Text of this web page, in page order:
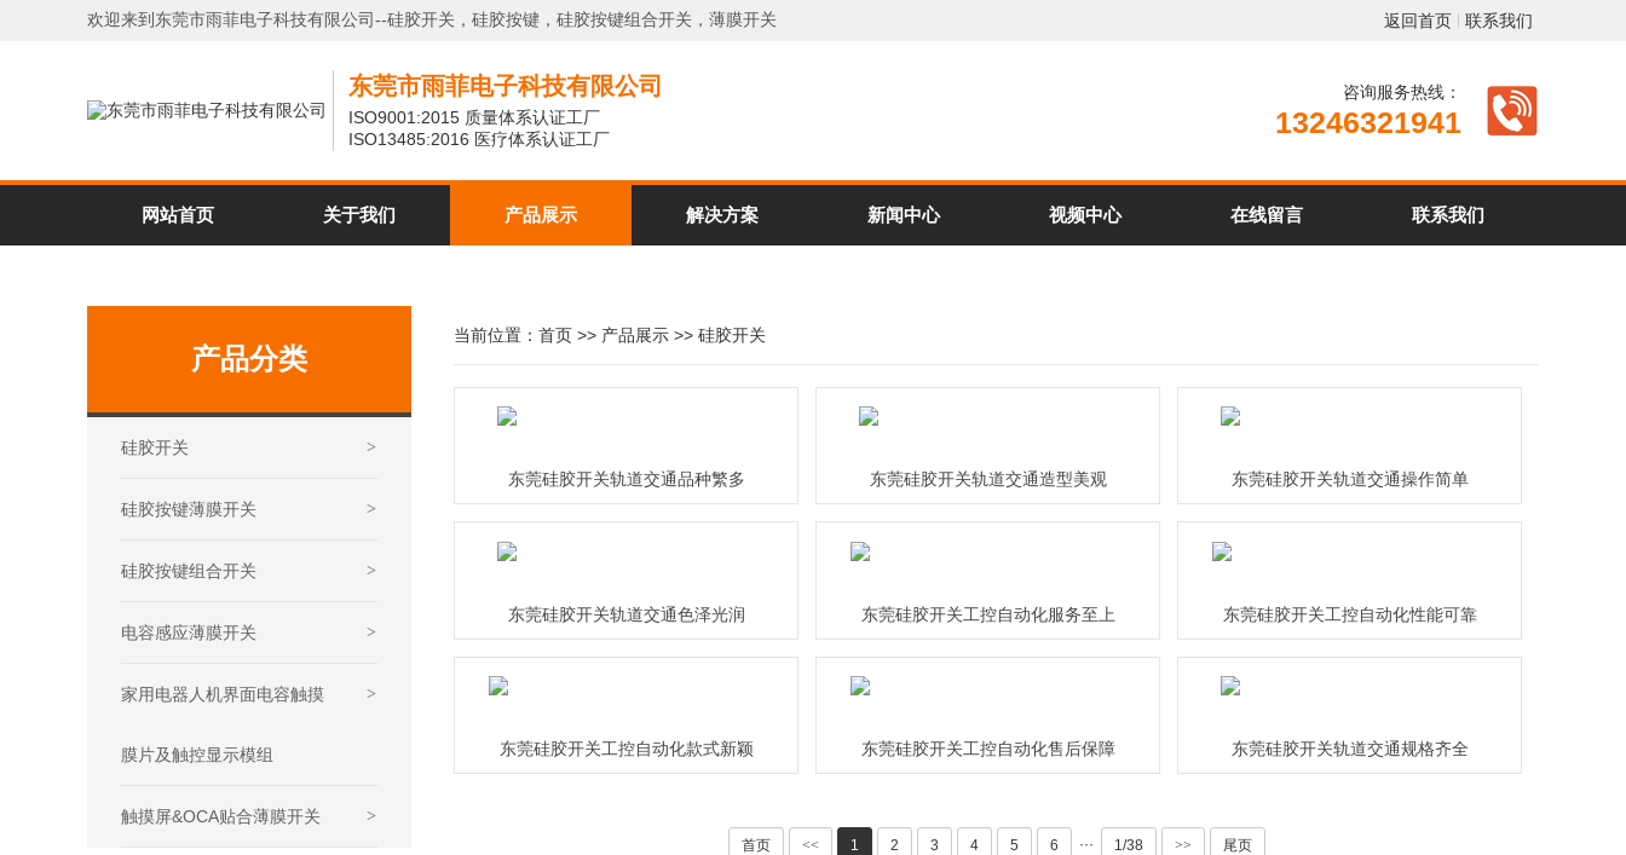
欢迎来到东莞市雨菲电子科技有限公司--硅胶开关，硅胶按键，硅胶按键组合开关，薄膜开关 返回首页 联系我们
东莞市雨菲电子科技有限公司
ISO9001:2015 质量体系认证工厂
ISO13485:2016 医疗体系认证工厂
咨询服务热线：
13246321941
网站首页 关于我们 产品展示 解决方案 新闻中心 视频中心 在线留言 联系我们
产品分类
硅胶开关 >
硅胶按键薄膜开关 >
硅胶按键组合开关 >
电容感应薄膜开关 >
家用电器人机界面电容触摸
膜片及触控显示模组
>
触摸屏&OCA贴合薄膜开关 >
当前位置： 首页 >> 产品展示 >> 硅胶开关
东莞硅胶开关轨道交通品种繁多 东莞硅胶开关轨道交通造型美观 东莞硅胶开关轨道交通操作简单
东莞硅胶开关轨道交通色泽光润 东莞硅胶开关工控自动化服务至上 东莞硅胶开关工控自动化性能可靠
东莞硅胶开关工控自动化款式新颖 东莞硅胶开关工控自动化售后保障 东莞硅胶开关轨道交通规格齐全
首页 << 1 2 3 4 5 6 ··· 1/38 >> 尾页